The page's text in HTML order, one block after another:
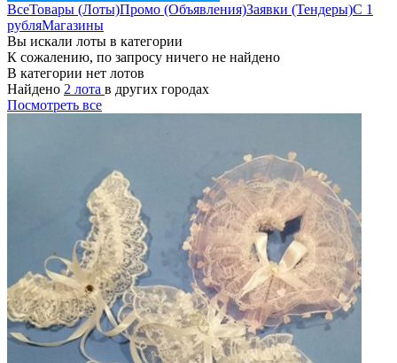
ВсеТовары (Лоты)Промо (Объявления)Заявки (Тендеры)С 1
рубляМагазины
Вы искали лоты в категории
К сожалению, по запросу ничего не найдено
В категории нет лотов
Найдено 2 лота в других городах
Посмотреть все